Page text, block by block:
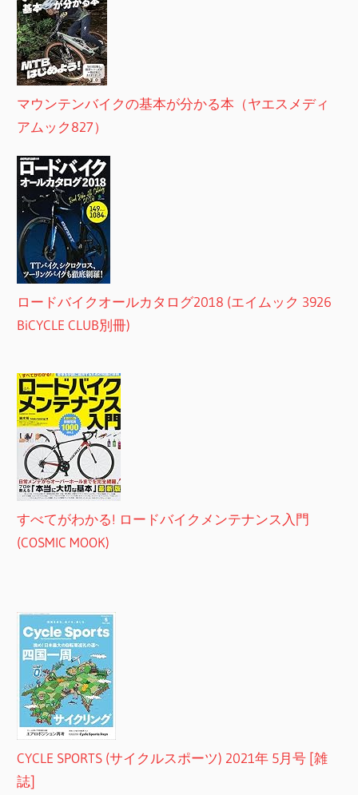
マウンテンバイクの基本が分かる本（ヤエスメディ
アムック827）
ロードバイクオールカタログ2018 (エイムック 3926
BiCYCLE CLUB別冊)
すべてがわかる! ロードバイクメンテナンス入門
(COSMIC MOOK)
CYCLE SPORTS (サイクルスポーツ) 2021年 5月号 [雑
誌]